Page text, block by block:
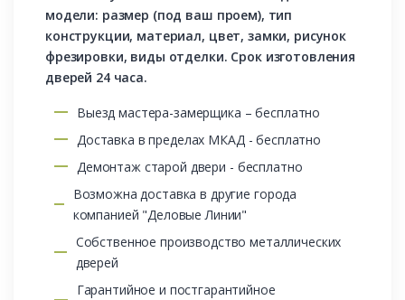
модели: размер (под ваш проем), тип
конструкции, материал, цвет, замки, рисунок
фрезировки, виды отделки. Срок изготовления
дверей 24 часа.
Выезд мастера-замерщика – бесплатно
Доставка в пределах МКАД - бесплатно
Демонтаж старой двери - бесплатно
Возможна доставка в другие города
компанией "Деловые Линии"
Собственное производство металлических
дверей
Гарантийное и постгарантийное